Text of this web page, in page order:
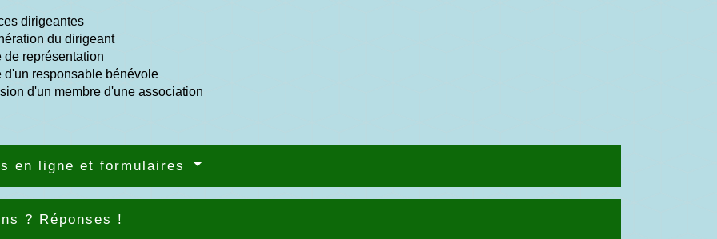
dirigeantes
du dirigeant
de représentation
d'un responsable bénévole
d'un membre d'une association
en ligne et formulaires
? Réponses !